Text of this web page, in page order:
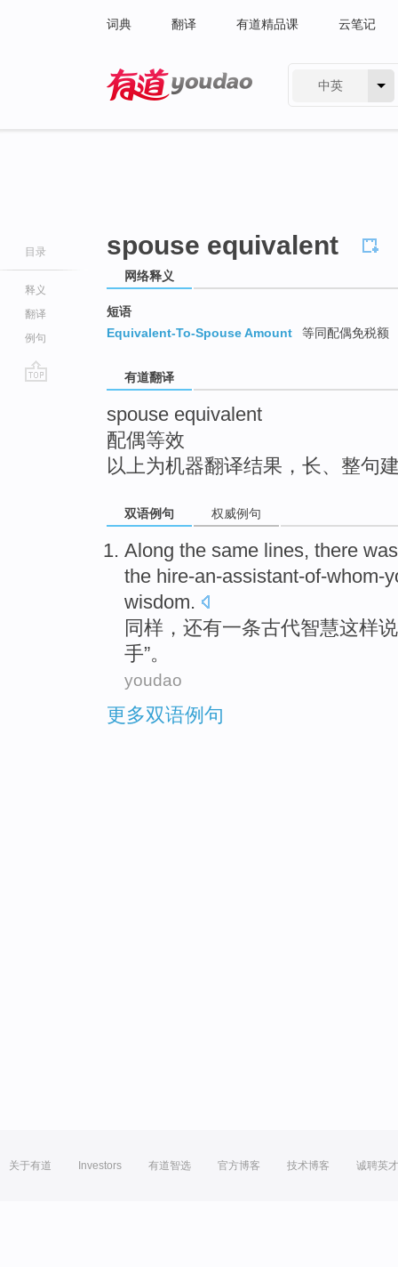
词典 翻译 有道精品课 云笔记
中英
目录
释义
翻译
例句
spouse equivalent
网络释义
短语
Equivalent-To-Spouse Amount
等同配偶免税额
有道翻译
spouse equivalent
配偶等效
以上为机器翻译结果，长、整句
双语例句 权威例句
Along the same lines, there was
the hire-an-assistant-of-whom-
wisdom.
同样 ， 还有一条古代智慧这样说
手”。
youdao
更多双语例句
关于有道 Investors 有道智选 官方博客 技术博客 诚聘英才